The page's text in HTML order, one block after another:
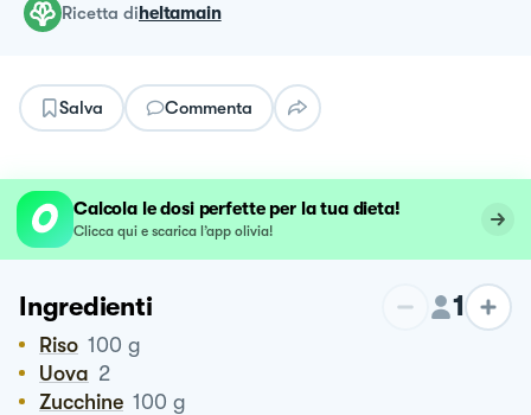
ricetta diheltamain
Salva Commenta
Calcola le dosi perfette per la tua dieta!
Clicca qui e scarica l’app olivia!
Ingredienti 1
Riso 100 g
Uova 2
Zucchine 100 g